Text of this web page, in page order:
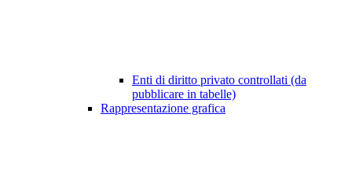
Enti di diritto privato controllati (da
pubblicare in tabelle)
Rappresentazione grafica